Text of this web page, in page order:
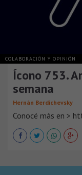
COLABORACIÓN Y OPINIÓN
Ícono 753.
semana
Hernán Berdichevsky
Conocé más en >